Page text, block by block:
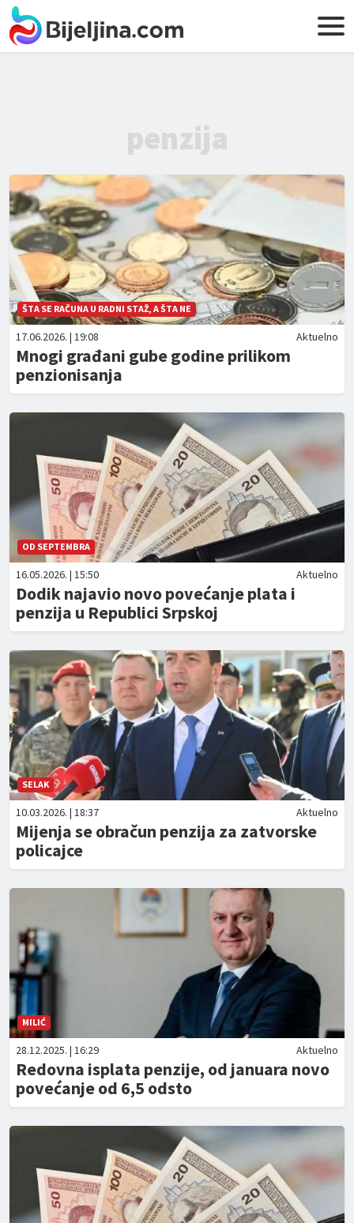
penzija
ŠTA SE RAČUNA U RADNI STAŽ, A ŠTA NE
17.06.2026. | 19:08 Aktuelno
Mnogi građani gube godine prilikom
penzionisanja
OD SEPTEMBRA
16.05.2026. | 15:50 Aktuelno
Dodik najavio novo povećanje plata i
penzija u Republici Srpskoj
SELAK
10.03.2026. | 18:37 Aktuelno
Mijenja se obračun penzija za zatvorske
policajce
MILIĆ
28.12.2025. | 16:29 Aktuelno
Redovna isplata penzije, od januara novo
povećanje od 6,5 odsto